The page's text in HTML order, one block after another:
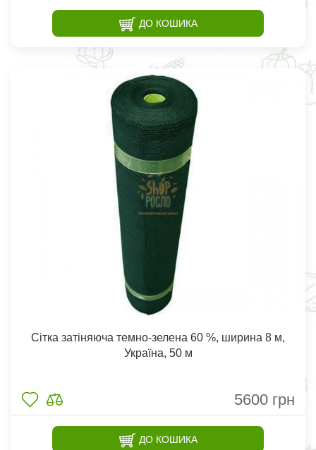
ДО КОШИКА
Сітка затіняюча темно-зелена 60 %, ширина 8 м,
Україна, 50 м
5600 грн
ДО КОШИКА